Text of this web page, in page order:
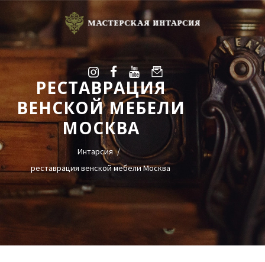
РЕСТАВРАЦИЯ
ВЕНСКОЙ МЕБЕЛИ
МОСКВА
Интарсия
реставрация венской мебели Москва
УСЛУГИ
ГАЛЕРЕЯ
ОЦЕНКА
БЛОГ
КОНТАКТЫ
+38(068)95-45-535